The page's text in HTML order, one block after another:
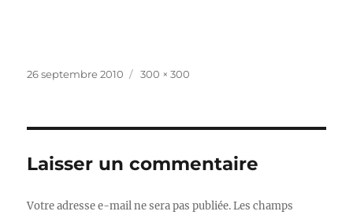
Publié
26 septembre 2010
Taille
300 × 300
Laisser un commentaire
Votre adresse e-mail ne sera pas publiée. Les champs